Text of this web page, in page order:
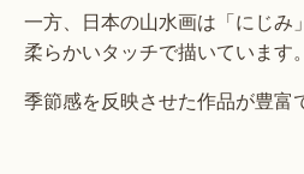
一方、日本の山水画は「にじみ
柔らかいタッチで描いています。
季節感を反映させた作品が豊富